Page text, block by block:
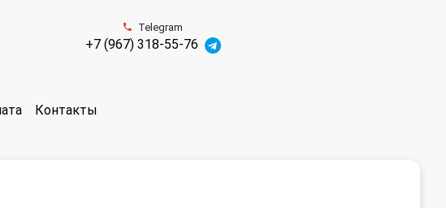
Telegram
+7 (967) 318-55-76
Контакты